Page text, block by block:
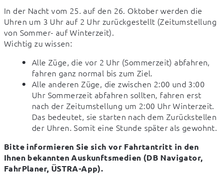
In der Nacht vom 25. auf den 26. Oktober werden die
Uhren um 3 Uhr auf 2 Uhr zurückgestellt (Zeitumstellung
von Sommer- auf Winterzeit).
Wichtig zu wissen:
Alle Züge, die vor 2 Uhr (Sommerzeit) abfahren,
fahren ganz normal bis zum Ziel.
Alle anderen Züge, die zwischen 2:00 und 3:00
Uhr Sommerzeit abfahren sollten, fahren erst
nach der Zeitumstellung um 2:00 Uhr Winterzeit.
Das bedeutet, sie starten nach dem Zurückstellen
der Uhren. Somit eine Stunde später als gewohnt.
Bitte informieren Sie sich vor Fahrtantritt in den
Ihnen bekannten Auskunftsmedien (DB Navigator,
FahrPlaner, ÜSTRA-App).